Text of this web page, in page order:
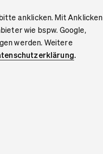
anklicken. Mit Anklicken
wie bspw. Google,
werden. Weitere
.